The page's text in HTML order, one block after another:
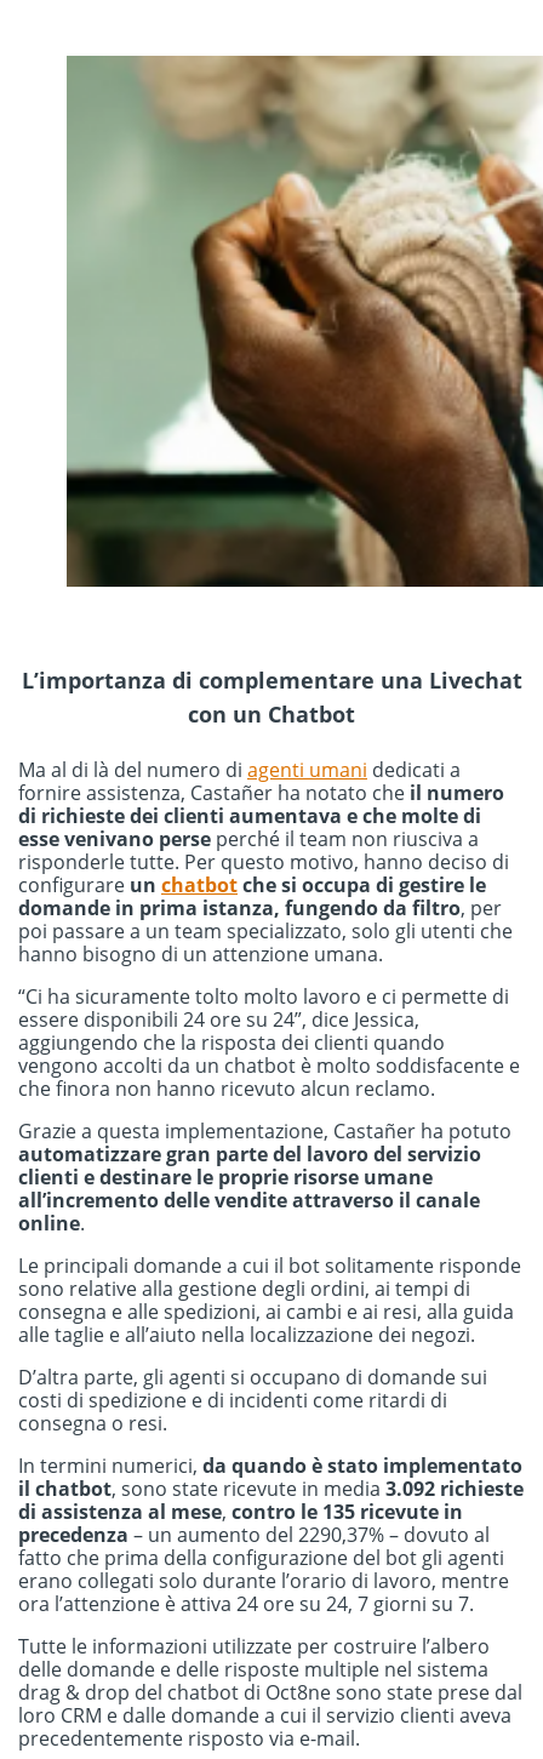
L’importanza di complementare una Livechat
con un Chatbot
Ma al di là del numero di agenti umani dedicati a
fornire assistenza, Castañer ha notato che il numero
di richieste dei clienti aumentava e che molte di
esse venivano perse perché il team non riusciva a
risponderle tutte. Per questo motivo, hanno deciso di
configurare un chatbotche si occupa di gestire le
domande in prima istanza, fungendo da filtro, per
poi passare a un team specializzato, solo gli utenti che
hanno bisogno di un attenzione umana.
“Ci ha sicuramente tolto molto lavoro e ci permette di
essere disponibili 24 ore su 24”, dice Jessica,
aggiungendo che la risposta dei clienti quando
vengono accolti da un chatbot è molto soddisfacente e
che finora non hanno ricevuto alcun reclamo.
Grazie a questa implementazione, Castañer ha potuto
automatizzare gran parte del lavoro del servizio
clienti e destinare le proprie risorse umane
all’incremento delle vendite attraverso il canale
online.
Le principali domande a cui il bot solitamente risponde
sono relative alla gestione degli ordini, ai tempi di
consegna e alle spedizioni, ai cambi e ai resi, alla guida
alle taglie e all’aiuto nella localizzazione dei negozi.
D’altra parte, gli agenti si occupano di domande sui
costi di spedizione e di incidenti come ritardi di
consegna o resi.
In termini numerici, da quando è stato implementato
il chatbot, sono state ricevute in media 3.092 richieste
di assistenza al mese, contro le 135 ricevute in
precedenza – un aumento del 2290,37% – dovuto al
fatto che prima della configurazione del bot gli agenti
erano collegati solo durante l’orario di lavoro, mentre
ora l’attenzione è attiva 24 ore su 24, 7 giorni su 7.
Tutte le informazioni utilizzate per costruire l’albero
delle domande e delle risposte multiple nel sistema
drag & drop del chatbot di Oct8ne sono state prese dal
loro CRM e dalle domande a cui il servizio clienti aveva
precedentemente risposto via e-mail.